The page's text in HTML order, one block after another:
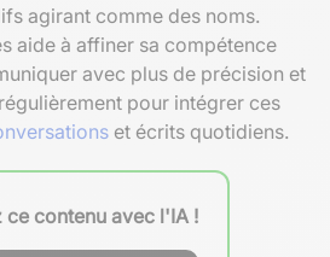
agirant comme des noms.
aide à affiner sa compétence
avec plus de précision et
pour intégrer ces
et écrits quotidiens.
ce contenu avec l'IA !